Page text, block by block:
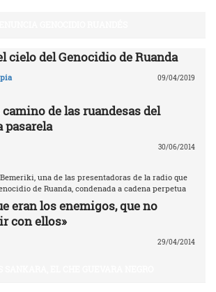
cielo del Genocidio de Ruanda
09/04/2019
de las ruandesas del
pasarela
30/06/2014
una de las presentadoras de la radio que
de Ruanda, condenada a cadena perpetua
eran los enemigos, que no
con ellos»
29/04/2014